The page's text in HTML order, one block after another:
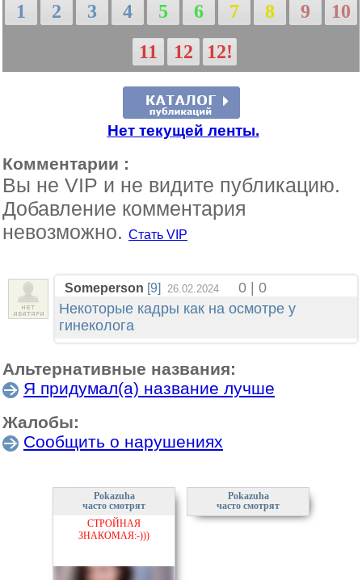
1 2 3 4 5 6 7 8 9
10
11
12 12!
Нет текущей ленты.
Комментарии :
Вы не VIP и не видите публикацию.
Добавление комментария
невозможно. Стать VIP
Someperson [9] 26.02.2024
0 | 0
Некоторые кадры как на осмотре у
гинеколога
Альтернативные названия:
Я придумал(а) название лучше
Жалобы:
Сообщить о нарушениях
Pokazuha
часто смотрят
СТРОЙНАЯ
ЗНАКОМАЯ:-)))
Pokazuha
часто смотрят